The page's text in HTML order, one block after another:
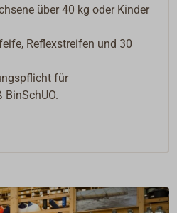
über 40 kg oder Kinder
Reflexstreifen und 30
für